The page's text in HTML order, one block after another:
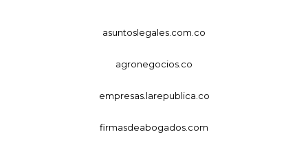
asuntoslegales.com.co
agronegocios.co
empresas.larepublica.co
firmasdeabogados.com